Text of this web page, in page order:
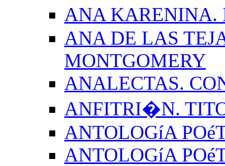
ANA
ANA DE LAS
MONTGOMERY
ANALECTAS.
ANFITRI�N.
ANTOLOGíA
ANTOLOGíA